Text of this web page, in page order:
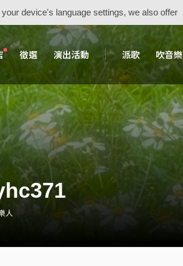
device's language settings, we also offer
徵選 演出活動 派歌 吹音樂
人